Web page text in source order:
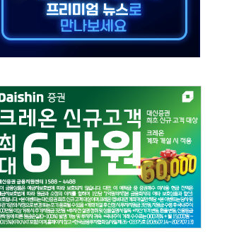
분만에 주불진화....인명피해 없어